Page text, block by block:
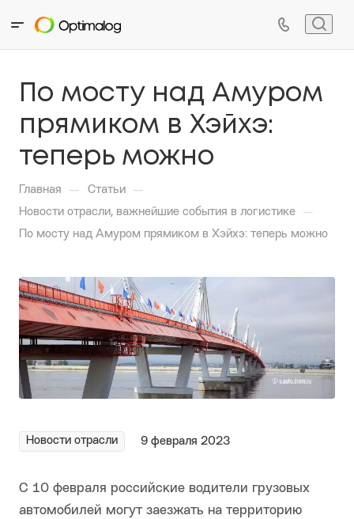
По мосту над Амуром
прямиком в Хэйхэ:
теперь можно
Главная — Статьи —
Новости отрасли, важнейшие события в логистике —
По мосту над Амуром прямиком в Хэйхэ: теперь можно
Новости отрасли 9 февраля 2023
С 10 февраля российские водители грузовых
автомобилей могут заезжать на территорию